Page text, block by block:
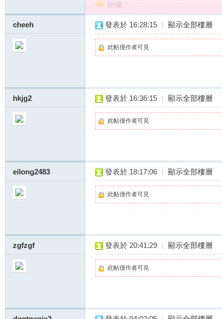
回復
cheeh 發表於 16:28:15 | 顯示全部樓層
此帖僅作者可見
hkjg2 發表於 16:36:15 | 顯示全部樓層
此帖僅作者可見
eilong2483 發表於 18:17:06 | 顯示全部樓層
此帖僅作者可見
zgfzgf 發表於 20:41:29 | 顯示全部樓層
此帖僅作者可見